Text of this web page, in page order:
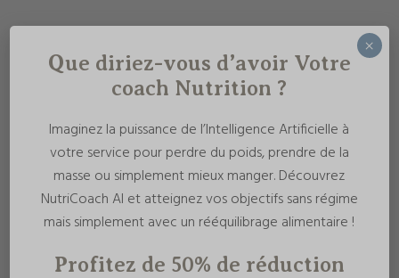
Que diriez-vous d’avoir Votre
coach Nutrition ?
Imaginez la puissance de l’Intelligence Artificielle à
votre service pour perdre du poids, prendre de la
masse ou simplement mieux manger. Découvrez
NutriCoach AI et atteignez vos objectifs sans régime
mais simplement avec un rééquilibrage alimentaire !
Profitez de 50% de réduction
×